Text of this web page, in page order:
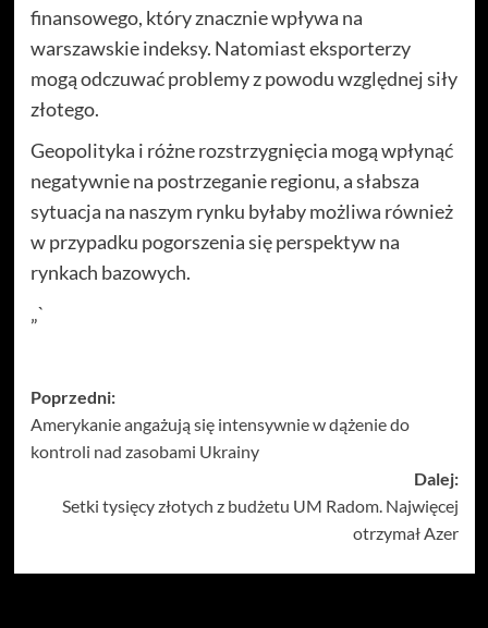
finansowego, który znacznie wpływa na
warszawskie indeksy. Natomiast eksporterzy
mogą odczuwać problemy z powodu względnej siły
złotego.
Geopolityka i różne rozstrzygnięcia mogą wpłynąć
negatywnie na postrzeganie regionu, a słabsza
sytuacja na naszym rynku byłaby możliwa również
w przypadku pogorszenia się perspektyw na
rynkach bazowych.
„`
Zobacz
wpisy
Poprzedni:
Amerykanie angażują się intensywnie w dążenie do
kontroli nad zasobami Ukrainy
Dalej:
Setki tysięcy złotych z budżetu UM Radom. Najwięcej
otrzymał Azer